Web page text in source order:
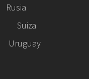
Rusia
Suiza
Uruguay